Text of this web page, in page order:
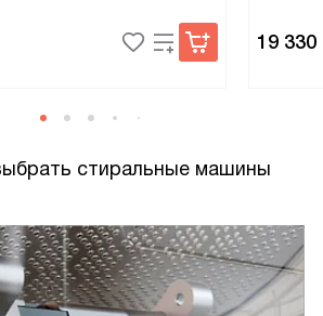
19 330
стиральные машины